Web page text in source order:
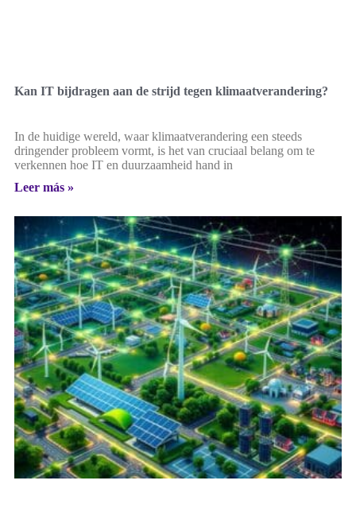
Kan IT bijdragen aan de strijd tegen klimaatverandering?
In de huidige wereld, waar klimaatverandering een steeds
dringender probleem vormt, is het van cruciaal belang om te
verkennen hoe IT en duurzaamheid hand in
Leer más »